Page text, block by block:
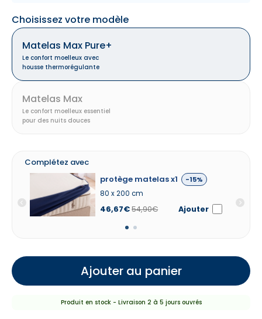
Choisissez votre modèle
Matelas Max Pure+
Le confort moelleux avec
housse thermorégulante
Matelas Max
Le confort moelleux essentiel
pour des nuits douces
Complétez avec
protège matelas x1
-15%
80 x 200 cm
54,90€
46,67€
protège matelas x1 -15% details
Ajouter
Produit en stock - Livraison 2 à 5 jours ouvrés
Ajouter au panier